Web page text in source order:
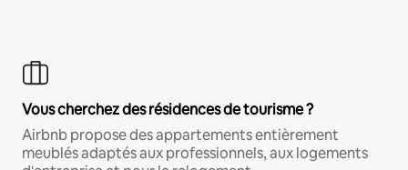
Vous cherchez des résidences de tourisme ?
Airbnb propose des appartements entièrement
meublés adaptés aux professionnels, aux logements